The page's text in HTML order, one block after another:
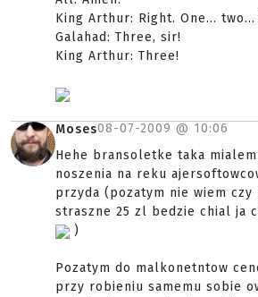
King Arthur: Right. One...
Galahad: Three, sir!
King Arthur: Three!
Moses08-07-2009 @ 10:06
Hehe bransoletke taka
noszenia na reku
przyda (pozatym nie wiem
straszne 25 zl bedzie chial ja
)
Pozatym do malkonetntow
przy robieniu samemu sobie